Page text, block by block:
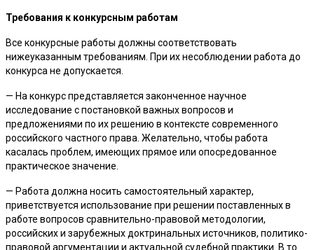
Требования к конкурсным работам
Все конкурсные работы должны соответствовать
нижеуказанным требованиям. При их несоблюдении работа до
конкурса не допускается.
— На конкурс представляется законченное научное
исследование с постановкой важных вопросов и
предложениями по их решению в контексте современного
российского частного права. Желательно, чтобы работа
касалась проблем, имеющих прямое или опосредованное
практическое значение.
— Работа должна носить самостоятельный характер,
приветствуется использование при решении поставленных в
работе вопросов сравнительно-правовой методологии,
российских и зарубежных доктринальных источников, политико-
правовой аргументации и актуальной судебной практики. В то